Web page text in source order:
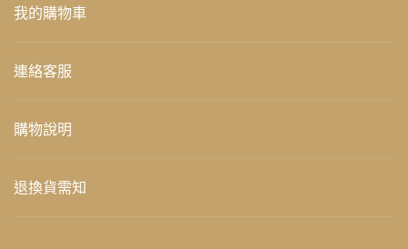
我的購物車
連絡客服
購物說明
退換貨需知